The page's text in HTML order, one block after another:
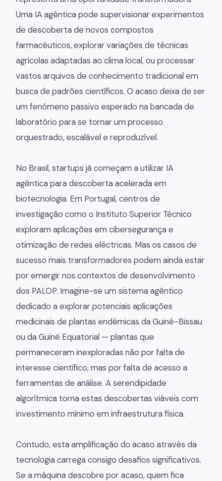
Uma IA agêntica pode supervisionar experimentos
de descoberta de novos compostos
farmacêuticos, explorar variações de técnicas
agrícolas adaptadas ao clima local, ou processar
vastos arquivos de conhecimento tradicional em
busca de padrões científicos. O acaso deixa de ser
um fenómeno passivo esperado na bancada de
laboratório para se tornar um processo
orquestrado, escalável e reproduzível.
No Brasil, startups já começam a utilizar IA
agêntica para descoberta acelerada em
biotecnologia. Em Portugal, centros de
investigação como o Instituto Superior Técnico
exploram aplicações em cibersegurança e
otimização de redes eléctricas. Mas os casos de
sucesso mais transformadores podem ainda estar
por emergir nos contextos de desenvolvimento
dos PALOP. Imagine-se um sistema agêntico
dedicado a explorar potenciais aplicações
medicinais de plantas endémicas da Guiné-Bissau
ou da Guiné Equatorial — plantas que
permaneceram inexploradas não por falta de
interesse científico, mas por falta de acesso a
ferramentas de análise. A serendipidade
algorítmica torna estas descobertas viáveis com
investimento mínimo em infraestrutura física.
Contudo, esta amplificação do acaso através da
tecnologia carrega consigo desafios significativos.
Se a máquina descobre por acaso, quem fica